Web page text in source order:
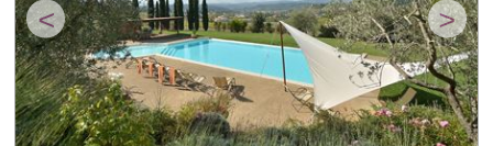
< >